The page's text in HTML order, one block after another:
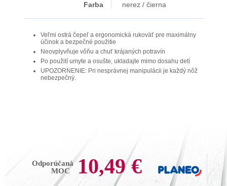
Farba
nerez / čierna
Veľmi ostrá čepeľ a ergonomická rukoväť pre maximálny
účinok a bezpečné použitie
Neovplyvňuje vôňu a chuť krájaných potravín
Po použití umyte a osušte, ukladajte mimo dosahu detí
UPOZORNENIE: Pri nesprávnej manipulácii je každý nôž
nebezpečný.
Odporúčaná
MOC
10,49 €